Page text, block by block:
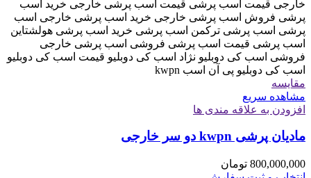
مقایسه
مشاهده سریع
افزودن به علاقه مندی ها
مادیان پرشی kwpn دو سر خارجی
800,000,000 تومان